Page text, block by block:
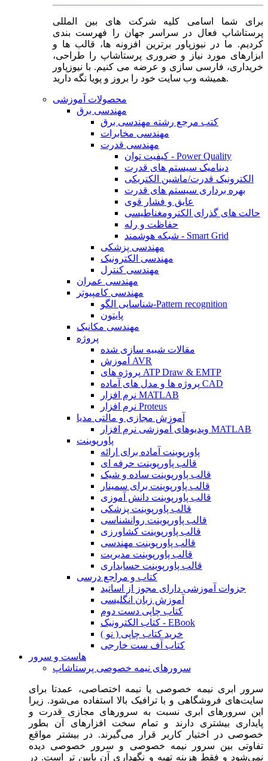
برای شما اسامی کلیه شرکت های بین المللی
پرستاشاپ فعال در سراسر جهان را فهرست بندی
کردیم. ما در نیوزپاور برترین افزونه ها، قالب ها و
ابزارهای مورد نیاز و ضروری پرستاشاپ را طراحی،
خریداری، فارسی سازی و عرضه می کنیم. با نیوزپاور
همیشه وب سایت خود را بروز و پویا نگه دارید.
محصولات آموزشی
مهندسی برق
کتب مرجع رشته مهندسی برق
مهندسی مخابرات
مهندسی قدرت
کیفیت توان - Power Quality
دینامیک سیستم های قدرت
الکترونیک قدرت/ماشین الکتریکی
بهره برداری سیستم های قدرت
عایق و فشار قوی
حالت های گذرای الکترومغناطیسی
حفاظت و رله
شبکه هوشمند - Smart Grid
مهندسی پزشکی
مهندسی الکترونیک
مهندسی کنترل
مهندسی عمران
مهندسی کامپیوتر
شناسایی الگو-Pattern recognition
پایتون
مهندسی مکانیک
پروژه
مقالات شبیه سازی شده
آموزش AVR
پروژه های ATP Draw & EMTP
پروژه ها و مدل های آماده CAD
نرم افزار MATLAB
نرم افزار Proteus
آموزش مجازی و مالتی مدیا
ویدیوهای آموزشی نرم افزار MATLAB
پاورپوینت
پاورپوینت آماده برای ارائه
قالب پاورپوینت حرفه ای
قالب پاورپوینت ساده و شیک
قالب پاورپوینت برای سمینار
قالب پاورپوینت دانش آموزی
قالب پاورپوینت پزشکی
قالب پاورپوینت روانشناسی
قالب پاورپوینت کشاورزی
قالب پاورپوینت مهندسی
قالب پاورپوینت مدیریت
قالب پاورپوینت حسابداری
کتاب و مراجع درسی
جزوات آموزشی دارای مجوز از اساتید
آموزش زبان انگلیسی
کتاب چاپی دست دوم
کتاب الکترونیک - EBook
خرید کتاب چاپی ( نو )
کتاب آف ست خارجی
هاست و سرور
سرورهای نیمه خصوصی پرستاشاپ
سرور ابری نیمه خصوصی یا نیمه اختصاصی، عمدتا برای
سایت‌های فروشگاهی و با ترافیک بالا استفاده می‌شود. زیرا
این سرورهای ابری نسبت به سرورهای مجازی قدرت و
پایداری بیشتری دارند و تمام سخت افزارهای آن بطور
خصوصی در اختیار کاربر قرار می‌گیرند. در بیشتر مواقع
تفاوتی بین سرور نیمه خصوصی و سرور خصوصی دیده
نمی‌شود و فقط هزینه تهیه و نگهداری آن پایین تر است. در